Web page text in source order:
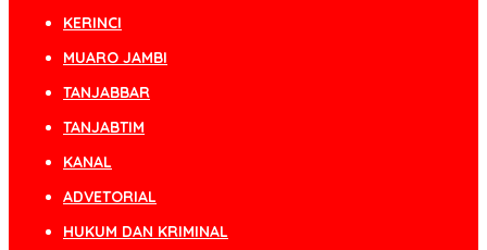
KERINCI
MUARO JAMBI
TANJABBAR
TANJABTIM
KANAL
ADVETORIAL
HUKUM DAN KRIMINAL